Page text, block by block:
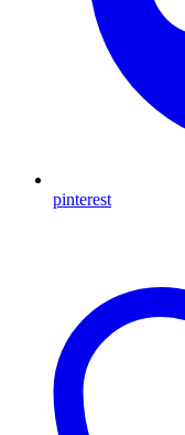
pinterest